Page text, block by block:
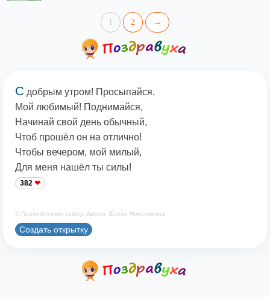
1 2 →
С добрым утром! Просыпайся,
Мой любимый! Поднимайся,
Начинай свой день обычный,
Чтоб прошёл он на отлично!
Чтобы вечером, мой милый,
Для меня нашёл ты силы!
382
© Принадлежит сайту. Автор: Елена Николаевна
Создать открытку